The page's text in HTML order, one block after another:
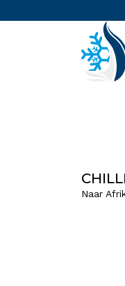
Naar